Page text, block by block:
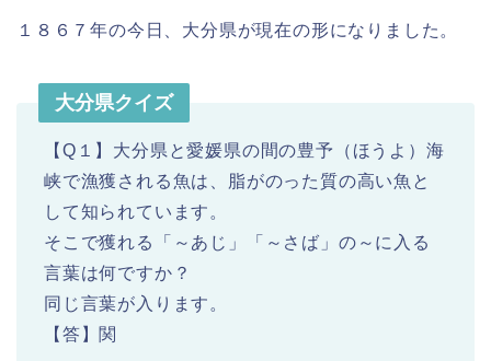
１８６７年の今日、大分県が現在の形になりました。
大分県クイズ
【Q１】大分県と愛媛県の間の豊予（ほうよ）海
峡で漁獲される魚は、脂がのった質の高い魚と
して知られています。
そこで獲れる「～あじ」「～さば」の～に入る
言葉は何ですか？
同じ言葉が入ります。
【答】関